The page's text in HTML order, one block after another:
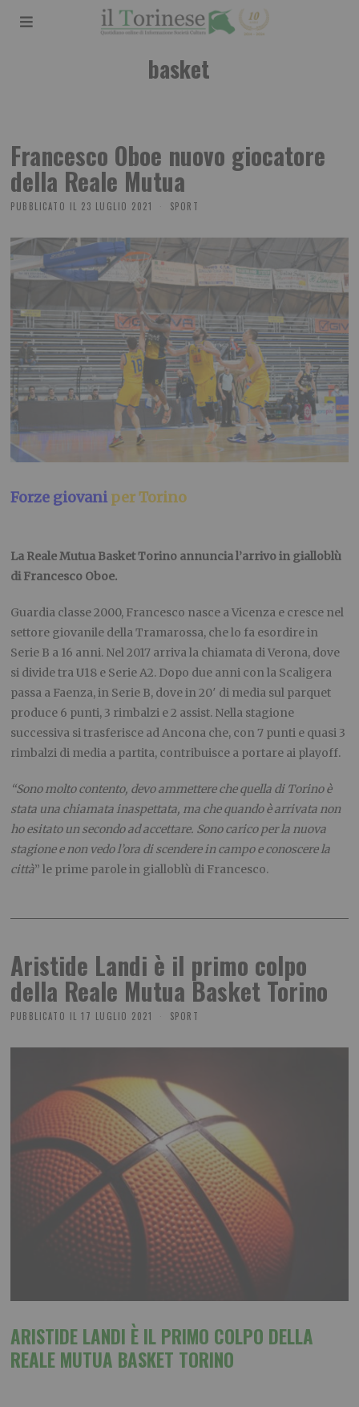
basket
Francesco Oboe nuovo giocatore
della Reale Mutua
PUBBLICATO IL 23 LUGLIO 2021 SPORT
Forze giovani per Torino
La Reale Mutua Basket Torino annuncia l’arrivo in gialloblù
di Francesco Oboe.
Guardia classe 2000, Francesco nasce a Vicenza e cresce nel
settore giovanile della Tramarossa, che lo fa esordire in
Serie B a 16 anni. Nel 2017 arriva la chiamata di Verona, dove
si divide tra U18 e Serie A2. Dopo due anni con la Scaligera
passa a Faenza, in Serie B, dove in 20′ di media sul parquet
produce 6 punti, 3 rimbalzi e 2 assist. Nella stagione
successiva si trasferisce ad Ancona che, con 7 punti e quasi 3
rimbalzi di media a partita, contribuisce a portare ai playoff.
“Sono molto contento, devo ammettere che quella di Torino è
stata una chiamata inaspettata, ma che quando è arrivata non
ho esitato un secondo ad accettare. Sono carico per la nuova
stagione e non vedo l’ora di scendere in campo e conoscere la
città” le prime parole in gialloblù di Francesco.
Aristide Landi è il primo colpo
della Reale Mutua Basket Torino
PUBBLICATO IL 17 LUGLIO 2021 SPORT
ARISTIDE LANDI È IL PRIMO COLPO DELLA
REALE MUTUA BASKET TORINO